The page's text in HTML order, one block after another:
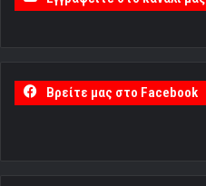
Βρείτε μας στο Facebook